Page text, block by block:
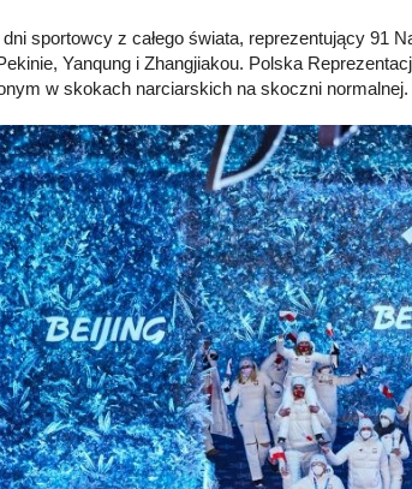
sportowcy z całego świata, reprezentujący 91
Yanqung i Zhangjiakou. Polska
w skokach narciarskich na skoczni normalnej.